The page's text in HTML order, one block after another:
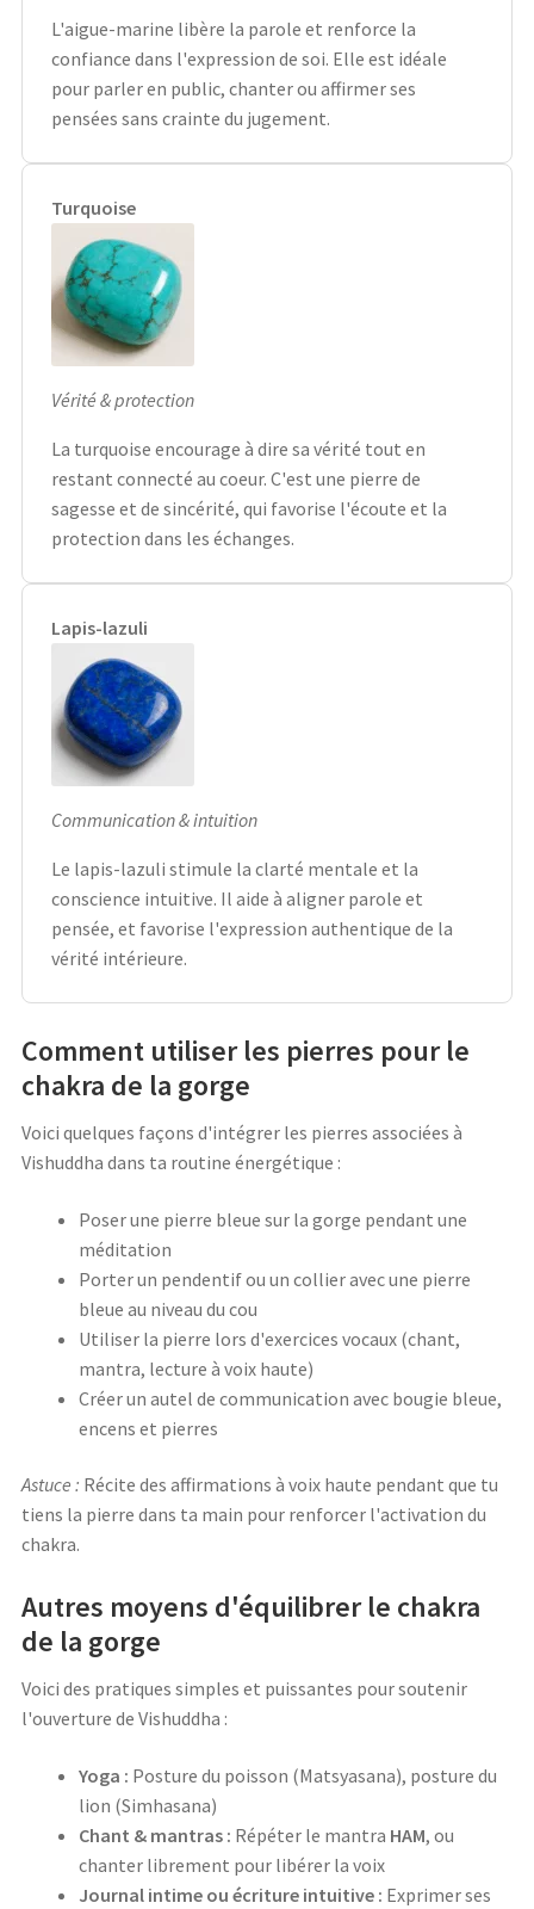
L'aigue-marine libère la parole et renforce la
confiance dans l'expression de soi. Elle est idéale
pour parler en public, chanter ou affirmer ses
pensées sans crainte du jugement.
Turquoise
Vérité & protection
La turquoise encourage à dire sa vérité tout en
restant connecté au coeur. C'est une pierre de
sagesse et de sincérité, qui favorise l'écoute et la
protection dans les échanges.
Lapis-lazuli
Communication & intuition
Le lapis-lazuli stimule la clarté mentale et la
conscience intuitive. Il aide à aligner parole et
pensée, et favorise l'expression authentique de la
vérité intérieure.
Comment utiliser les pierres pour le
chakra de la gorge
Voici quelques façons d'intégrer les pierres associées à
Vishuddha dans ta routine énergétique :
Poser une pierre bleue sur la gorge pendant une
méditation
Porter un pendentif ou un collier avec une pierre
bleue au niveau du cou
Utiliser la pierre lors d'exercices vocaux (chant,
mantra, lecture à voix haute)
Créer un autel de communication avec bougie bleue,
encens et pierres
Astuce : Récite des affirmations à voix haute pendant que tu
tiens la pierre dans ta main pour renforcer l'activation du
chakra.
Autres moyens d'équilibrer le chakra
de la gorge
Voici des pratiques simples et puissantes pour soutenir
l'ouverture de Vishuddha :
Yoga : Posture du poisson (Matsyasana), posture du
lion (Simhasana)
Chant & mantras : Répéter le mantra HAM, ou
chanter librement pour libérer la voix
Journal intime ou écriture intuitive : Exprimer ses